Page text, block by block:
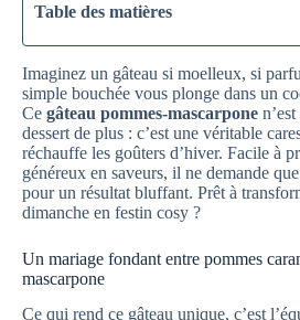
Table des matières
Imaginez un gâteau si moelleux, si
simple bouchée vous plonge dans un
Ce gâteau pommes-mascarpone
dessert de plus : c’est une véritable
réchauffe les goûters d’hiver. Facile à
généreux en saveurs, il ne demande
pour un résultat bluffant. Prêt à
dimanche en festin cosy ?
Un mariage fondant entre pommes
mascarpone
Ce qui rend ce gâteau unique, c’est